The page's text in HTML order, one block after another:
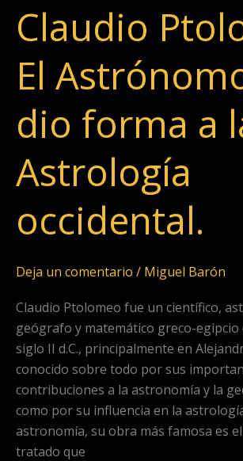
Claudio
El
dio forma a
Astrología
occidental.
Deja un comentario / Miguel Barón
Claudio Ptolomeo fue un científico,
geógrafo y matemático greco-egipcio
siglo II d.C., principalmente en
conocido sobre todo por sus
contribuciones a la astronomía y la
como por su influencia en la
astronomía, su obra más famosa es
tratado que
Claudio
Ptolomeo:
Astrónomo
que
dio
forma
la
occidental.